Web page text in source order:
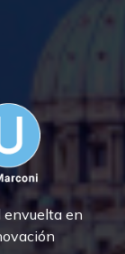
envuelta en